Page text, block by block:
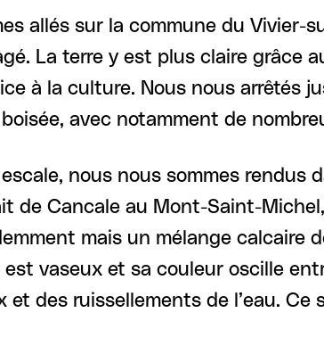
allés sur la commune du
La terre y est plus claire grâce
à la culture. Nous nous arrêtés
avec notamment de
nous nous sommes rendus
de Cancale au Mont-Saint-
mais un mélange calcaire
vaseux et sa couleur oscille
et des ruissellements de l’eau.